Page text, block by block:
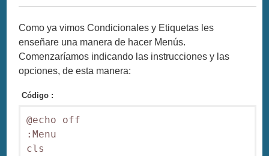
Como ya vimos Condicionales y Etiquetas les
enseñare una manera de hacer Menús.
Comenzaríamos indicando las instrucciones y las
opciones, de esta manera:
Código :
@echo off
:Menu
cls